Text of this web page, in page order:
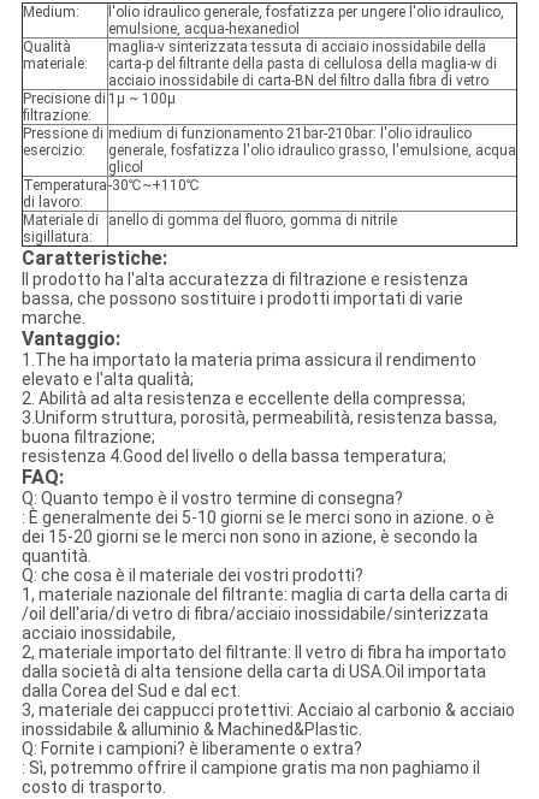
Medium:
l'olio idraulico generale, fosfatizza per ungere l'olio idraulico,
emulsione, acqua-hexanediol
Qualità
materiale:
maglia-v sinterizzata tessuta di acciaio inossidabile della
carta-p del filtrante della pasta di cellulosa della maglia-w di
acciaio inossidabile di carta-BN del filtro dalla fibra di vetro
Precisione di
filtrazione:
1μ ~ 100μ
Pressione di
esercizio:
medium di funzionamento 21bar-210bar: l'olio idraulico
generale, fosfatizza l'olio idraulico grasso, l'emulsione, acqua
glicol
Temperatura
di lavoro:
-30℃~+110℃
Materiale di
sigillatura:
anello di gomma del fluoro, gomma di nitrile
Caratteristiche:
Il prodotto ha l'alta accuratezza di filtrazione e resistenza
bassa, che possono sostituire i prodotti importati di varie
marche.
Vantaggio:
1.The ha importato la materia prima assicura il rendimento
elevato e l'alta qualità;
2. Abilità ad alta resistenza e eccellente della compressa;
3.Uniform struttura, porosità, permeabilità, resistenza bassa,
buona filtrazione;
resistenza 4.Good del livello o della bassa temperatura;
FAQ:
Q: Quanto tempo è il vostro termine di consegna?
: È generalmente dei 5-10 giorni se le merci sono in azione. o è
dei 15-20 giorni se le merci non sono in azione, è secondo la
quantità.
Q: che cosa è il materiale dei vostri prodotti?
1, materiale nazionale del filtrante: maglia di carta della carta di
/oil dell'aria/di vetro di fibra/acciaio inossidabile/sinterizzata
acciaio inossidabile,
2, materiale importato del filtrante: Il vetro di fibra ha importato
dalla società di alta tensione della carta di USA.Oil importata
dalla Corea del Sud e dal ect.
3, materiale dei cappucci protettivi: Acciaio al carbonio & acciaio
inossidabile & alluminio & Machined&Plastic.
Q: Fornite i campioni? è liberamente o extra?
: Sì, potremmo offrire il campione gratis ma non paghiamo il
costo di trasporto.